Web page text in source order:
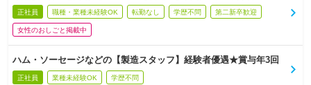
正社員 職種・業種未経験OK 転勤なし 学歴不問 第二新卒歓迎
女性のおしごと掲載中
ハム・ソーセージなどの【製造スタッフ】経験者優遇★賞与年3回
正社員 業種未経験OK 学歴不問